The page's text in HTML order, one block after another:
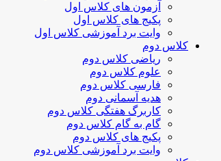
آزمون های کلاس اول
پکیج های کلاس اول
وایت برد آموزشی کلاس اول
کلاس دوم
ریاضی کلاس دوم
علوم کلاس دوم
فارسی کلاس دوم
هدیه آسمانی دوم
کاربرگ هفتگی کلاس دوم
گام به گام کلاس دوم
پکیج های کلاس دوم
وایت برد آموزشی کلاس دوم